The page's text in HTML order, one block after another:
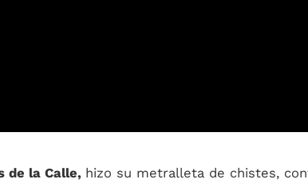
de la Calle, hizo su metralleta de chistes,